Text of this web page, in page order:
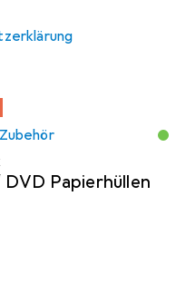
DVD Papierhüllen